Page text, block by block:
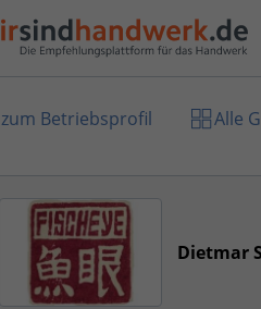
zum Betriebsprofil Alle
Dietmar